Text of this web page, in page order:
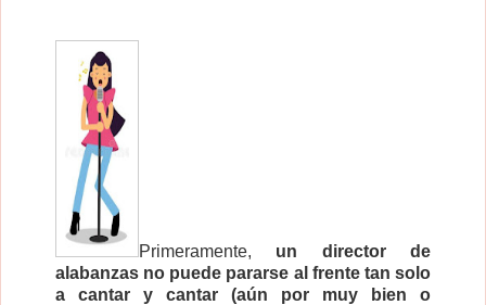
Primeramente, un director de
alabanzas no puede pararse al frente tan solo
a cantar y cantar (aún por muy bien o